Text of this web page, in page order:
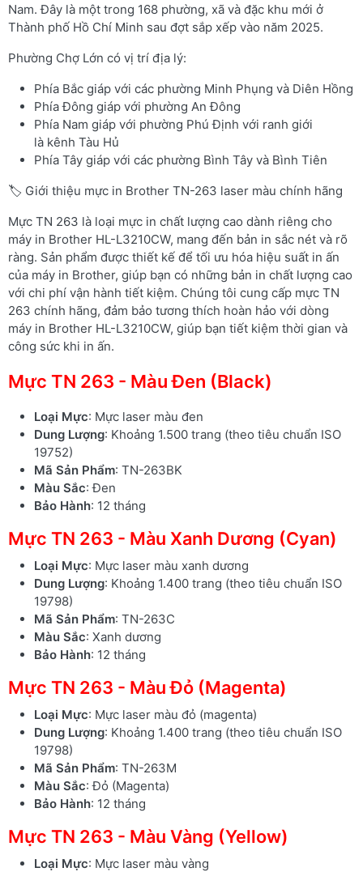
Nam. Đây là một trong 168 phường, xã và đặc khu mới ở
Thành phố Hồ Chí Minh sau đợt sắp xếp vào năm 2025.
Phường Chợ Lớn có vị trí địa lý:
Phía Bắc giáp với các phường Minh Phụng và Diên Hồng
Phía Đông giáp với phường An Đông
Phía Nam giáp với phường Phú Định với ranh giới
là kênh Tàu Hủ
Phía Tây giáp với các phường Bình Tây và Bình Tiên
🏷️ Giới thiệu mực in Brother TN-263 laser màu chính hãng
Mực TN 263 là loại mực in chất lượng cao dành riêng cho
máy in Brother HL-L3210CW, mang đến bản in sắc nét và rõ
ràng. Sản phẩm được thiết kế để tối ưu hóa hiệu suất in ấn
của máy in Brother, giúp bạn có những bản in chất lượng cao
với chi phí vận hành tiết kiệm. Chúng tôi cung cấp mực TN
263 chính hãng, đảm bảo tương thích hoàn hảo với dòng
máy in Brother HL-L3210CW, giúp bạn tiết kiệm thời gian và
công sức khi in ấn.
Mực TN 263 - Màu Đen (Black)
Loại Mực: Mực laser màu đen
Dung Lượng: Khoảng 1.500 trang (theo tiêu chuẩn ISO
19752)
Mã Sản Phẩm: TN-263BK
Màu Sắc: Đen
Bảo Hành: 12 tháng
Mực TN 263 - Màu Xanh Dương (Cyan)
Loại Mực: Mực laser màu xanh dương
Dung Lượng: Khoảng 1.400 trang (theo tiêu chuẩn ISO
19798)
Mã Sản Phẩm: TN-263C
Màu Sắc: Xanh dương
Bảo Hành: 12 tháng
Mực TN 263 - Màu Đỏ (Magenta)
Loại Mực: Mực laser màu đỏ (magenta)
Dung Lượng: Khoảng 1.400 trang (theo tiêu chuẩn ISO
19798)
Mã Sản Phẩm: TN-263M
Màu Sắc: Đỏ (Magenta)
Bảo Hành: 12 tháng
Mực TN 263 - Màu Vàng (Yellow)
Loại Mực: Mực laser màu vàng